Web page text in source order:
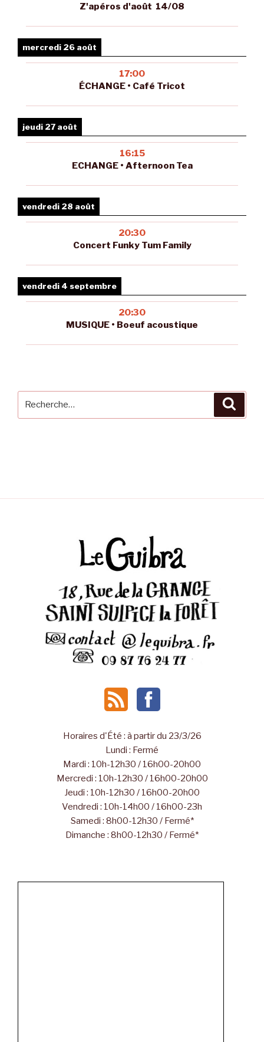
Z'apéros d'août 14/08
mercredi 26 août
17:00
ÉCHANGE • Café Tricot
jeudi 27 août
16:15
ECHANGE • Afternoon Tea
vendredi 28 août
20:30
Concert Funky Tum Family
vendredi 4 septembre
20:30
MUSIQUE • Boeuf acoustique
Horaires d'Été : à partir du 23/3/26
Lundi : Fermé
Mardi : 10h-12h30 / 16h00-20h00
Mercredi : 10h-12h30 / 16h00-20h00
Jeudi : 10h-12h30 / 16h00-20h00
Vendredi : 10h-14h00 / 16h00-23h
Samedi : 8h00-12h30 / Fermé*
Dimanche : 8h00-12h30 / Fermé*